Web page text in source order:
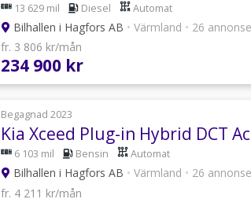
13 629 mil Diesel Automat
Bilhallen i Hagfors AB • Värmland • 26
fr. 3 806 kr/mån
234 900 kr
Begagnad 2023
Kia Xceed Plug-in Hybrid DCT
6 103 mil Bensin Automat
Bilhallen i Hagfors AB • Värmland • 26
fr. 4 211 kr/mån